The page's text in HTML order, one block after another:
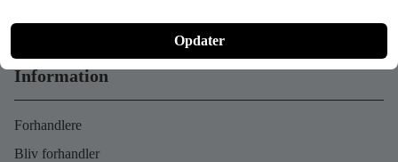
Information
Forhandlere
Bliv forhandler
Opdater